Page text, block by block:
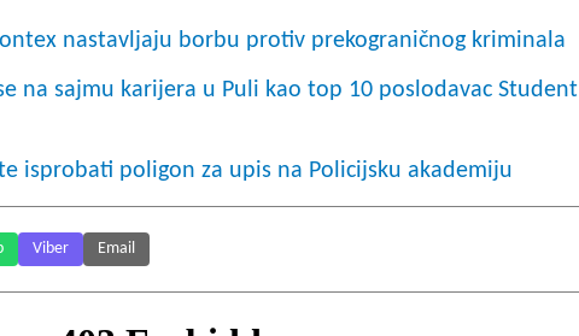
nastavljaju borbu protiv prekograničnog kriminala
na sajmu karijera u Puli kao top 10 poslodavac Student
isprobati poligon za upis na Policijsku akademiju
Viber Email